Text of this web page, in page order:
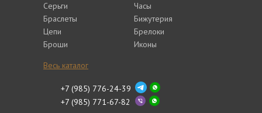
Серьги
Браслеты
Цепи
Броши
Часы
Бижутерия
Брелоки
Иконы
Весь каталог
+7 (985) 776-24-39
+7 (985) 771-67-82